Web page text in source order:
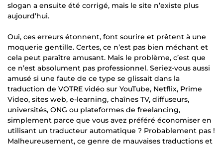
slogan a ensuite été corrigé, mais le site n’existe plus
aujourd’hui.
Oui, ces erreurs étonnent, font sourire et prêtent à une
moquerie gentille. Certes, ce n’est pas bien méchant et
cela peut paraître amusant. Mais le problème, c’est que
ce n’est absolument pas professionnel. Seriez-vous aussi
amusé si une faute de ce type se glissait dans la
traduction de VOTRE vidéo sur YouTube, Netflix, Prime
Video, sites web, e-learning, chaînes TV, diffuseurs,
universités, ONG ou plateformes de freelancing,
simplement parce que vous avez préféré économiser en
utilisant un traducteur automatique ? Probablement pas !
Malheureusement, ce genre de mauvaises traductions et